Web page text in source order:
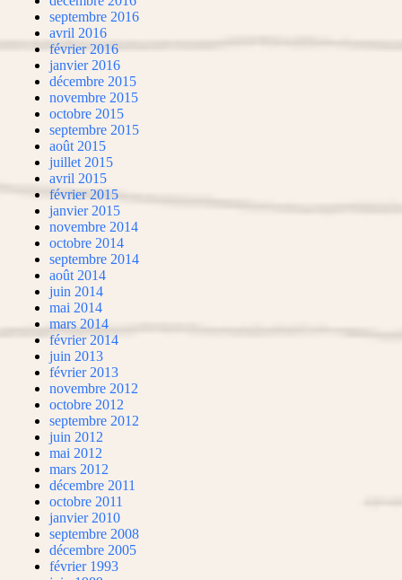
septembre 2016
avril 2016
février 2016
janvier 2016
décembre 2015
novembre 2015
octobre 2015
septembre 2015
août 2015
juillet 2015
avril 2015
février 2015
janvier 2015
novembre 2014
octobre 2014
septembre 2014
août 2014
juin 2014
mai 2014
mars 2014
février 2014
juin 2013
février 2013
novembre 2012
octobre 2012
septembre 2012
juin 2012
mai 2012
mars 2012
décembre 2011
octobre 2011
janvier 2010
septembre 2008
décembre 2005
février 1993